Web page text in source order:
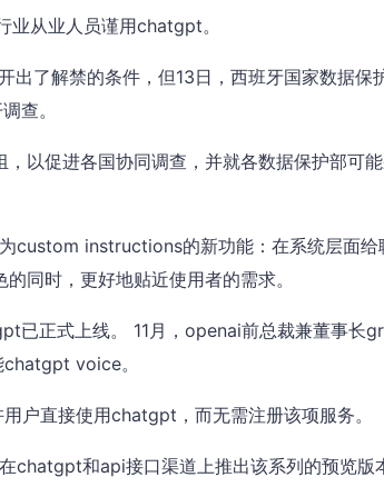
业从业人员谨用chatgpt。
了解禁的条件，但13日，西班牙国家数据保
查。
以促进各国协同调查，并就各数据保护部可
custom instructions的新功能：在系统层面给
同时，更好地贴近使用者的需求。
已正式上线。 11月，openai前总裁兼董事长
chatgpt voice。
户直接使用chatgpt，而无需注册该项服务。
chatgpt和api接口渠道上推出该系列的预览版